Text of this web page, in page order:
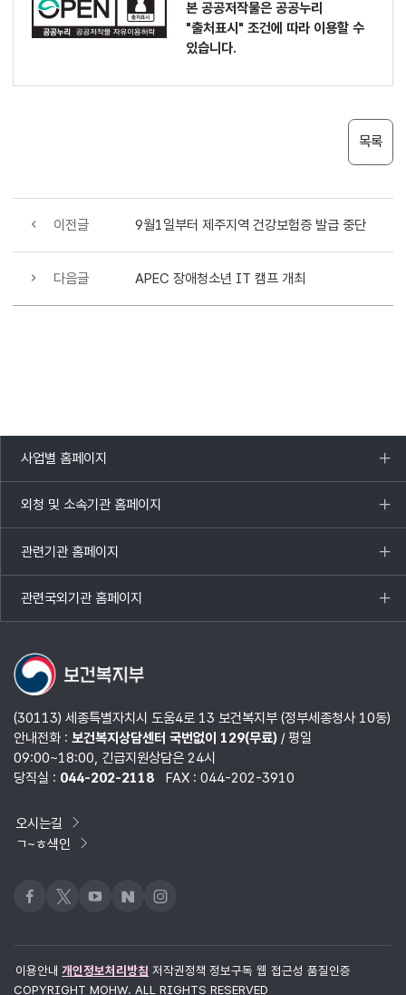
본 공공저작물은 공공누리
"출처표시" 조건에 따라 이용할 수
있습니다.
목록
이전글 9월1일부터 제주지역 건강보험증 발급 중단
다음글 APEC 장애청소년 IT 캠프 개최
사업별 홈페이지
목록
열기
외청 및 소속기관 홈페이지
목록
열기
관련기관 홈페이지
목록
열기
관련국외기관 홈페이지
목록
열기
(30113) 세종특별자치시 도움4로 13 보건복지부 (정부세종청사 10동)
안내전화 : 보건복지상담센터 국번없이 129(무료)/ 평일
09:00~18:00, 긴급지원상담은 24시
당직실 : 044-202-2118 FAX : 044-202-3910
오시는길
ㄱ~ㅎ색인
페이스북
x 유튜브네이버블로그
인스타그램
이용안내 개인정보처리방침 저작권정책 정보구독 웹 접근성 품질인증
COPYRIGHT MOHW. ALL RIGHTS RESERVED